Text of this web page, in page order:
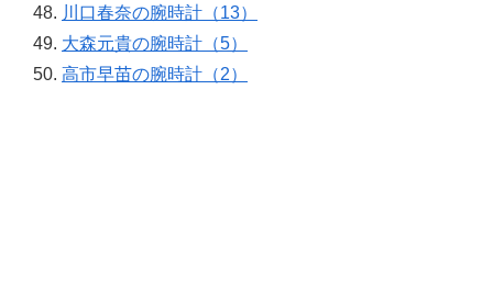
川口春奈の腕時計（13）
大森元貴の腕時計（5）
高市早苗の腕時計（2）